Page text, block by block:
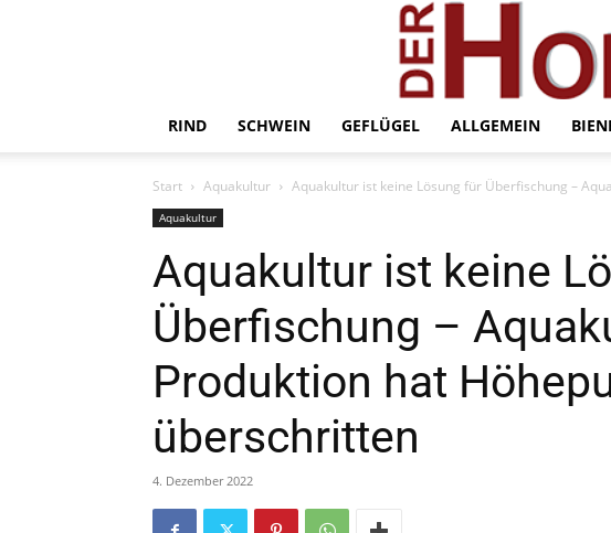
RIND SCHWEIN GEFLÜGEL ALLGEMEIN
Start Aquakultur Aquakultur ist keine Lösung für Überfischung –
Aquakultur
Aquakultur ist keine
Überfischung –
Produktion hat
überschritten
4. Dezember 2022